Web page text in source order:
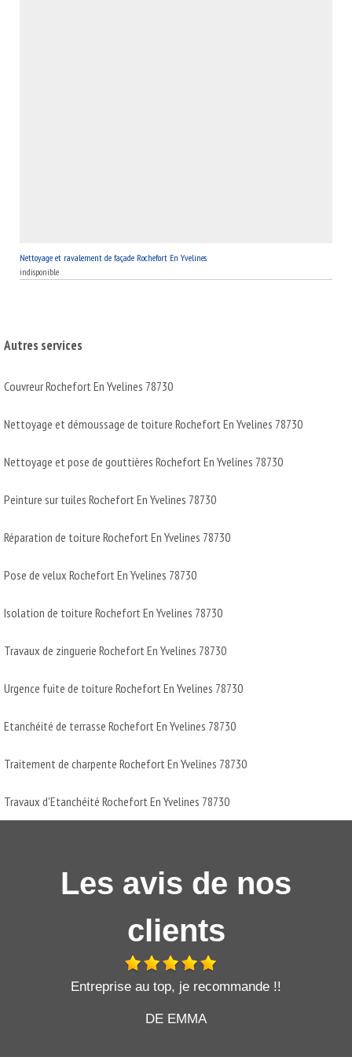
Nettoyage et ravalement de façade Rochefort En Yvelines
indisponible
Autres services
Couvreur Rochefort En Yvelines 78730
Nettoyage et démoussage de toiture Rochefort En Yvelines 78730
Nettoyage et pose de gouttières Rochefort En Yvelines 78730
Peinture sur tuiles Rochefort En Yvelines 78730
Réparation de toiture Rochefort En Yvelines 78730
Pose de velux Rochefort En Yvelines 78730
Isolation de toiture Rochefort En Yvelines 78730
Travaux de zinguerie Rochefort En Yvelines 78730
Urgence fuite de toiture Rochefort En Yvelines 78730
Etanchéité de terrasse Rochefort En Yvelines 78730
Traitement de charpente Rochefort En Yvelines 78730
Travaux d'Etanchéité Rochefort En Yvelines 78730
Les avis de nos
clients
Entreprise au top, je recommande !!
DE EMMA